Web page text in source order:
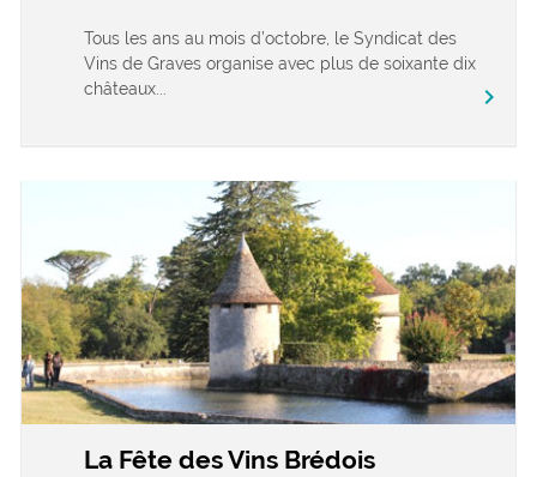
Tous les ans au mois d’octobre, le Syndicat des
Vins de Graves organise avec plus de soixante dix
châteaux...
chevron_right
La Fête des Vins Brédois